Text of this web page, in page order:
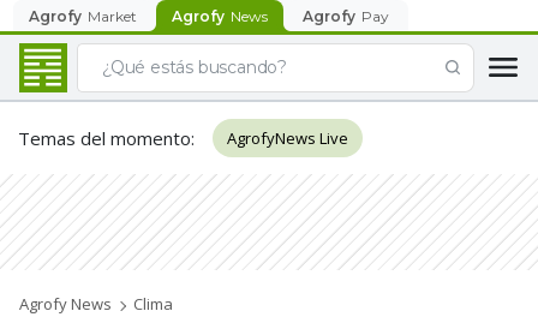
Agrofy Market Agrofy News Agrofy Pay
Temas del momento: AgrofyNews Live
Agrofy News Clima